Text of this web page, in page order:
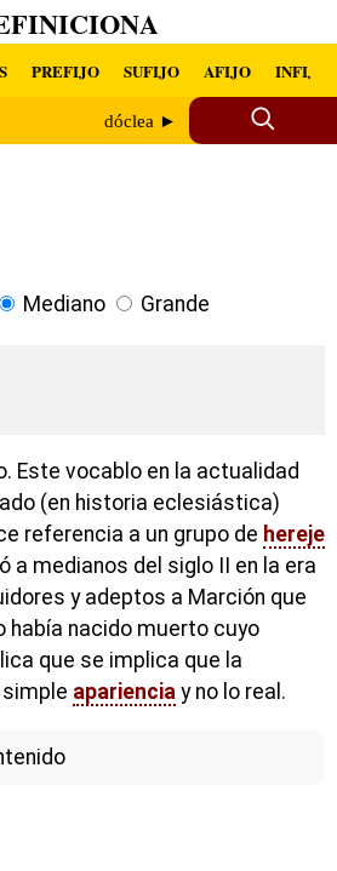
PREFIJO SUFIJO AFIJO INFIJO
dóclea ►
Mediano Grande
Este vocablo en la actualidad
(en historia eclesiástica)
referencia a un grupo de hereje
a medianos del siglo II en la era
y adeptos a Marción que
nacido muerto cuyo
que se implica que la
apariencia y no lo real.